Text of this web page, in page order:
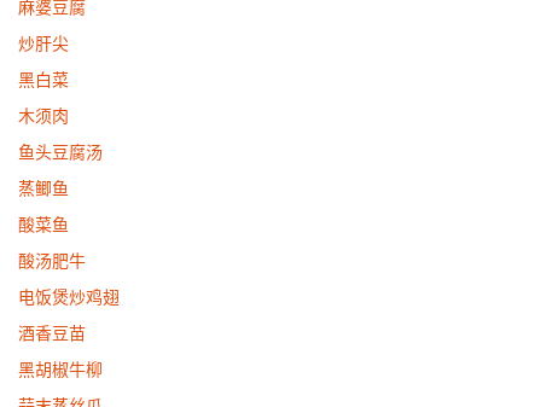
麻婆豆腐
炒肝尖
黑白菜
木须肉
鱼头豆腐汤
蒸鲫鱼
酸菜鱼
酸汤肥牛
电饭煲炒鸡翅
酒香豆苗
黑胡椒牛柳